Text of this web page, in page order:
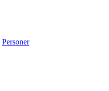
Personer